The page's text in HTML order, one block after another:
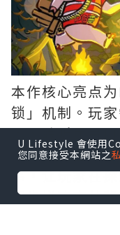
本作核心亮点
锁」机制。玩
示、聆听居民
梁开拓路径。
事，让玩家在
逐步拼凑森林
U Lifestyle 會使用
您同意接受本網站之